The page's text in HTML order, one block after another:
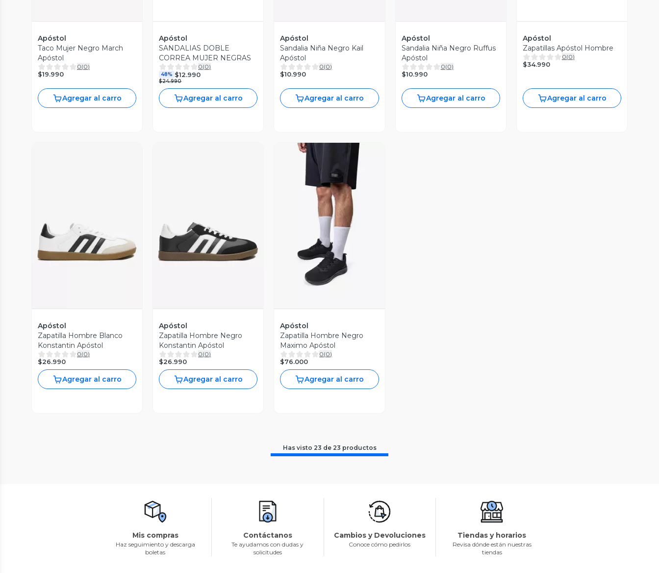
Apóstol
Taco Mujer Negro March
Apóstol
0(0)
$19.990
Agregar al carro
Apóstol
SANDALIAS DOBLE
CORREA MUJER NEGRAS
0(0)
48% $12.990
$24.990
Agregar al carro
Apóstol
Sandalia Niña Negro Kail
Apóstol
0(0)
$10.990
Agregar al carro
Apóstol
Sandalia Niña Negro Ruffus
Apóstol
0(0)
$10.990
Agregar al carro
Apóstol
Zapatillas Apóstol Hombre
0(0)
$34.990
Agregar al carro
Vista Previa
Apóstol
Zapatilla Hombre Blanco
Konstantin Apóstol
0(0)
$26.990
Agregar al carro
Vista Previa
Apóstol
Zapatilla Hombre Negro
Konstantin Apóstol
0(0)
$26.990
Agregar al carro
Vista Previa
Apóstol
Zapatilla Hombre Negro
Maximo Apóstol
0(0)
$76.000
Agregar al carro
Has visto 23 de 23 productos
Mis compras
Haz seguimiento y descarga
boletas
Contáctanos
Te ayudamos con dudas y
solicitudes
Cambios y Devoluciones
Conoce cómo pedirlos
Tiendas y horarios
Revisa dónde están nuestras
tiendas